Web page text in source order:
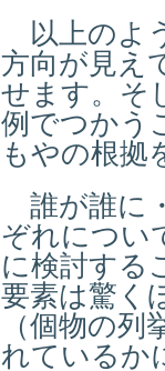
以上のよ
方向が見え
せます。そ
例でつかう
もやの根拠
誰が誰に
ぞれについ
に検討する
要素は驚く
（個物の
れているか